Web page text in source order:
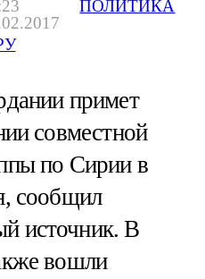
ПОЛИТИКА
примет
совместной
по Сирии в
сообщил
источник. В
вошли